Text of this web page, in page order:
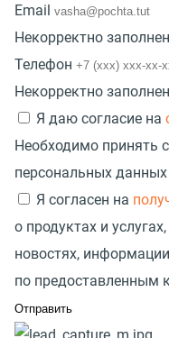
Email
Некорректно
Телефон
Некорректно
Я даю согласие на
Необходимо принять
персональных данных
Я согласен на
о продуктах и
новостях,
по предоставленным